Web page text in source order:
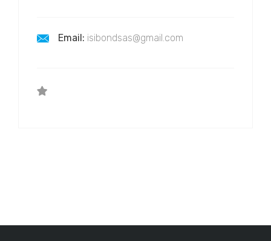
Email: isibondsas@gmail.com